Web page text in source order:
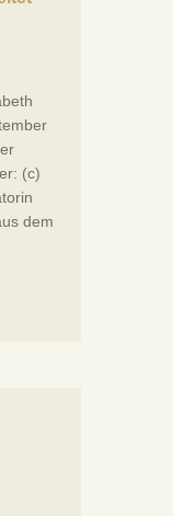
(c)
dem